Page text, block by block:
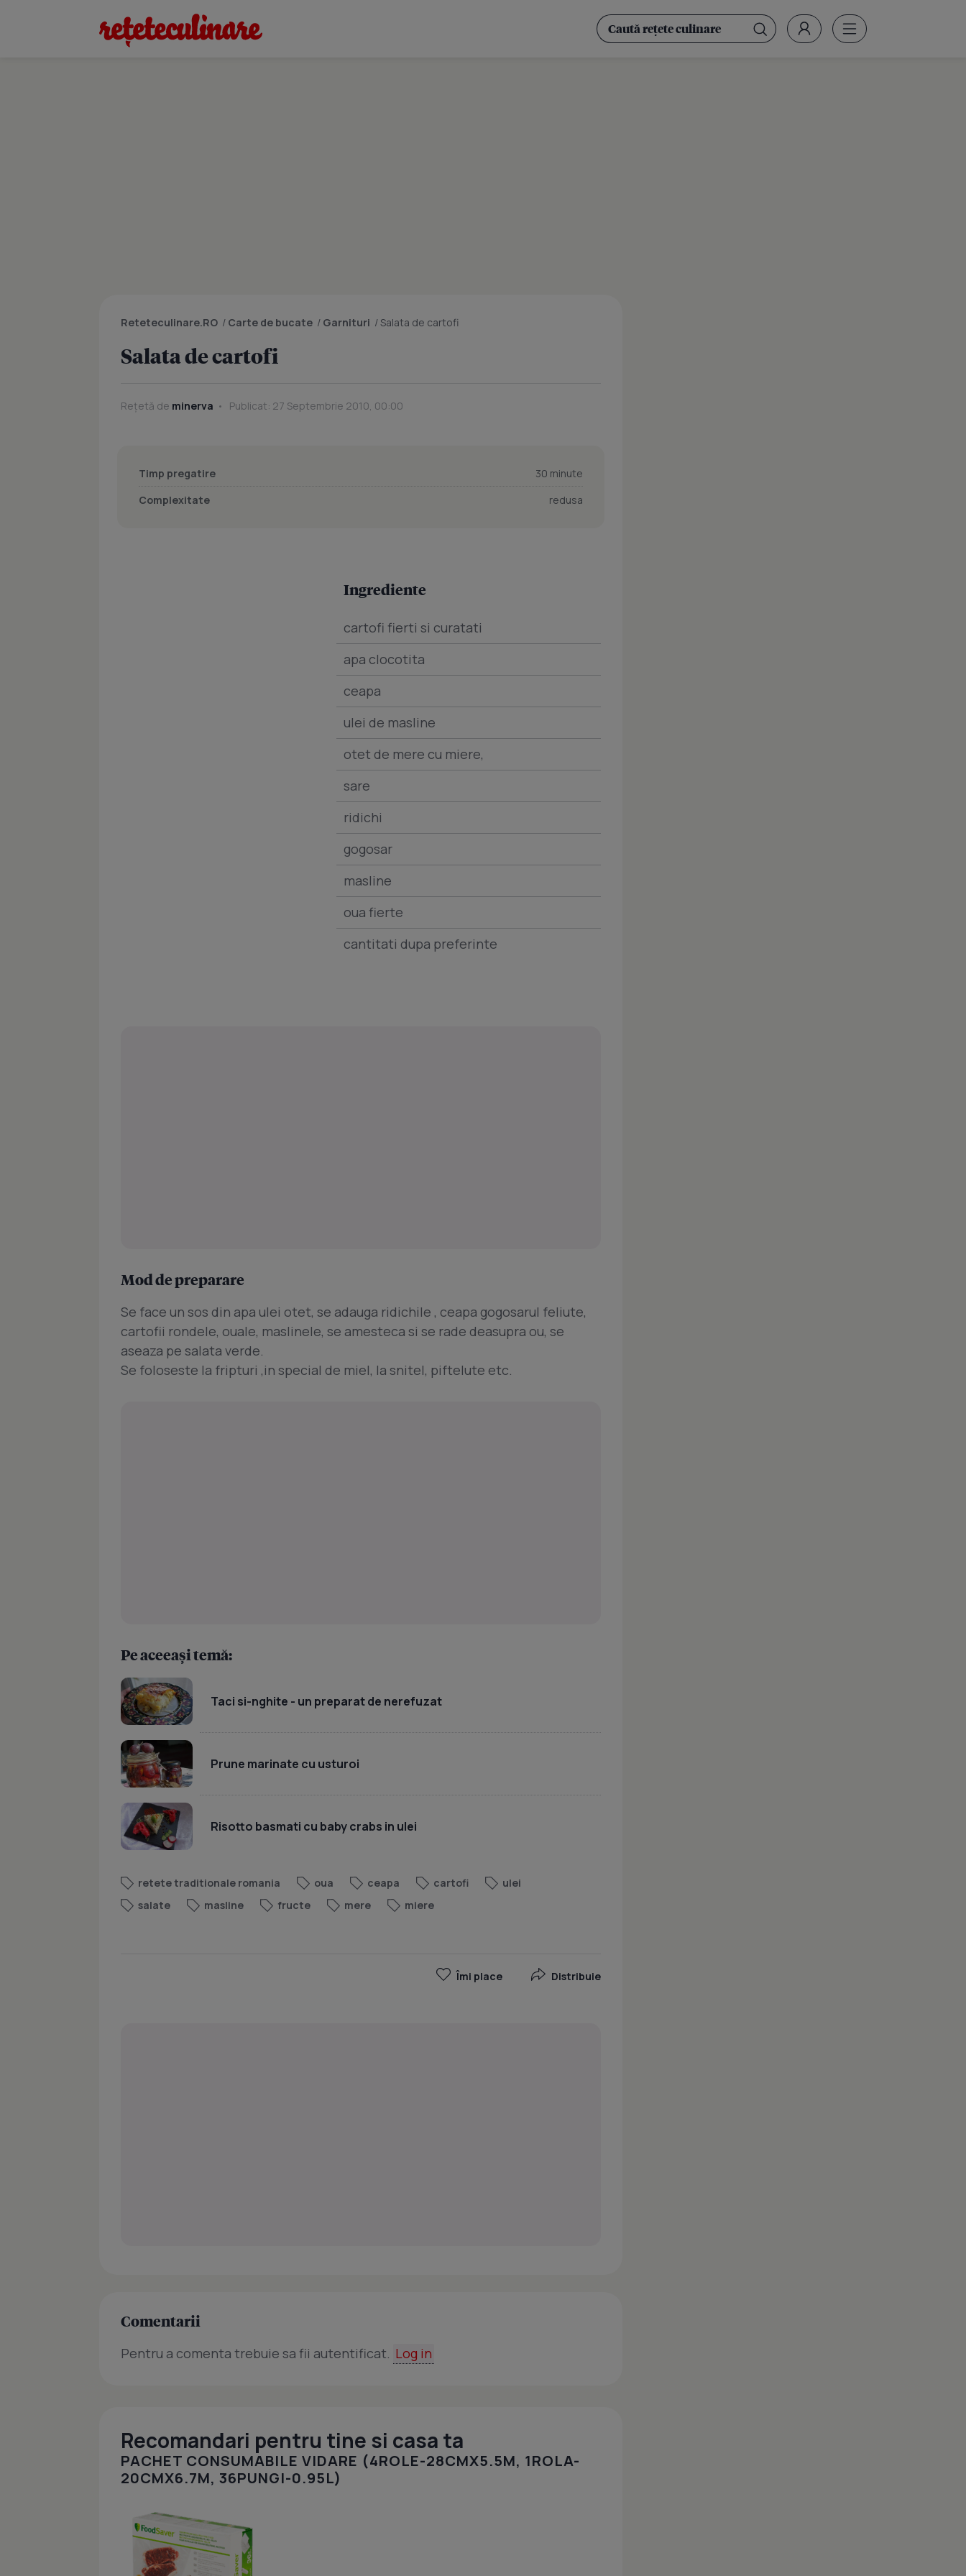
Reteteculinare.RO / Carte de bucate / Garnituri /Salata de cartofi
Salata de cartofi
Rețetă de minerva Publicat: 27 Septembrie 2010, 00:00
Timp pregatire
30 minute
Complexitate
redusa
Ingrediente
cartofi fierti si curatati
apa clocotita
ceapa
ulei de masline
otet de mere cu miere,
sare
ridichi
gogosar
masline
oua fierte
cantitati dupa preferinte
Mod de preparare
Se face un sos din apa ulei otet, se adauga ridichile , ceapa gogosarul feliute,
cartofii rondele, ouale, maslinele, se amesteca si se rade deasupra ou, se
aseaza pe salata verde.
Se foloseste la fripturi ,in special de miel, la snitel, piftelute etc.
Pe aceeași temă:
Taci si-nghite - un preparat de nerefuzat
Prune marinate cu usturoi
Risotto basmati cu baby crabs in ulei
retete traditionale romania oua ceapa cartofi
ulei
salate
masline fructe mere miere
Îmi place Distribuie
Comentarii
Pentru a comenta trebuie sa fii autentificat. Log in
Recomandari pentru tine si casa ta
PACHET CONSUMABILE VIDARE (4ROLE-28CMX5.5M, 1ROLA-
20CMX6.7M, 36PUNGI-0.95L)